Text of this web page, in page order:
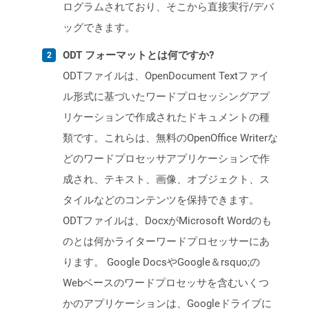
ログラムされており、そこから直接実行/デバ
ッグできます。
ODT フォーマットとは何ですか?
ODTファイルは、OpenDocument Textファイ
ル形式に基づいたワードプロセッシングアプ
リケーションで作成されたドキュメントの種
類です。これらは、無料のOpenOffice Writerな
どのワードプロセッサアプリケーションで作
成され、テキスト、画像、オブジェクト、ス
タイルなどのコンテンツを保持できます。
ODTファイルは、DocxがMicrosoft Wordのも
のとは何かライターワードプロセッサーにあ
ります。 Google DocsやGoogle＆rsquo;の
Webベースのワードプロセッサを含むいくつ
かのアプリケーションは、Googleドライブに